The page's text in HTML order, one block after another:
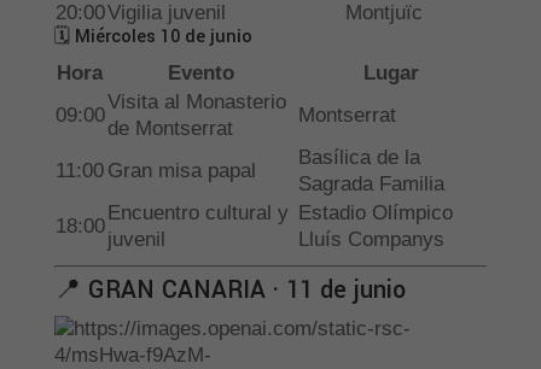
20:00Vigilia juvenil Montjuïc
🗓 Miércoles 10 de junio
Hora Evento
Lugar
09:00
Visita al Monasterio
de Montserrat
Montserrat
11:00 Gran misa papal
Basílica de la
Sagrada Familia
18:00
Encuentro cultural y
juvenil
Estadio Olímpico
Lluís Companys
📍 GRAN CANARIA · 11 de junio